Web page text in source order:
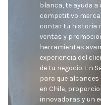
blanca, te ayuda a
competitivo
contar tu historia
ventas y
herramientas
experiencia del
de tu negocio. En
para que
en Chile,
innovadoras y un